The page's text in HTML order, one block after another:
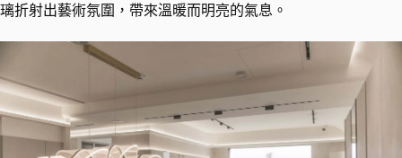
璃折射出藝術氛圍，帶來溫暖而明亮的氣息。